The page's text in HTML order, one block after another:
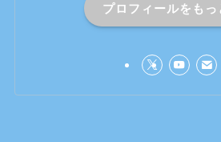
プロフィールをもっ